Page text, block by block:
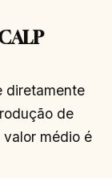
diretamente
de
médio é